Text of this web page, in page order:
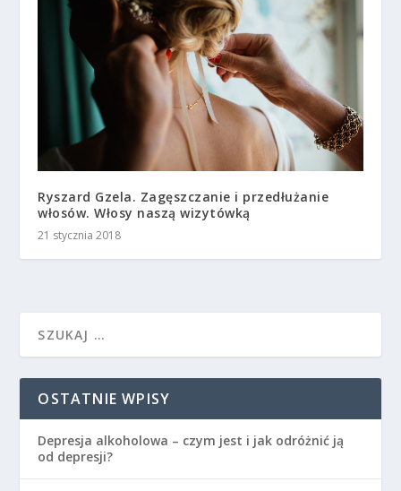
Ryszard Gzela. Zagęszczanie i przedłużanie
włosów. Włosy naszą wizytówką
21 stycznia 2018
OSTATNIE WPISY
Depresja alkoholowa – czym jest i jak odróżnić ją
od depresji?